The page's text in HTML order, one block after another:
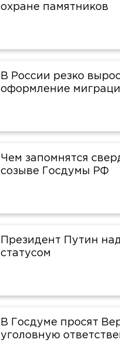
охране памятников
В России резко
оформление
Чем запомнятся
созыве Госдумы РФ
Президент Путин
статусом
В Госдуме просят
уголовную